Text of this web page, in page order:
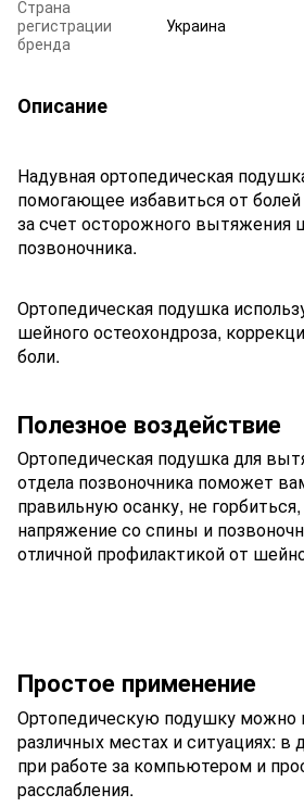
Страна
регистрации
бренда
Украина
Описание
Надувная ортопедическая
помогающее избавиться от
за счет осторожного вытяжения
позвоночника.
Ортопедическая подушка
шейного остеохондроза,
боли.
Полезное воздействие
Ортопедическая подушка для
отдела позвоночника поможет
правильную осанку, не
напряжение со спины и
отличной профилактикой от
Простое применение
Ортопедическую подушку можно
различных местах и ситуациях: в
при работе за компьютером и
расслабления.